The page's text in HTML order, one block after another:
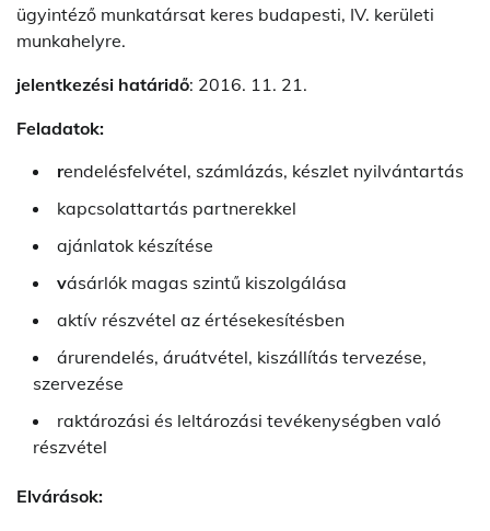
ügyintéző munkatársat keres budapesti, IV. kerületi
munkahelyre.
jelentkezési határidő: 2016. 11. 21.
Feladatok:
rendelésfelvétel, számlázás, készlet nyilvántartás
kapcsolattartás partnerekkel
ajánlatok készítése
vásárlók magas szintű kiszolgálása
aktív részvétel az értésekesítésben
árurendelés, áruátvétel, kiszállítás tervezése,
szervezése
raktározási és leltározási tevékenységben való
részvétel
Elvárások: